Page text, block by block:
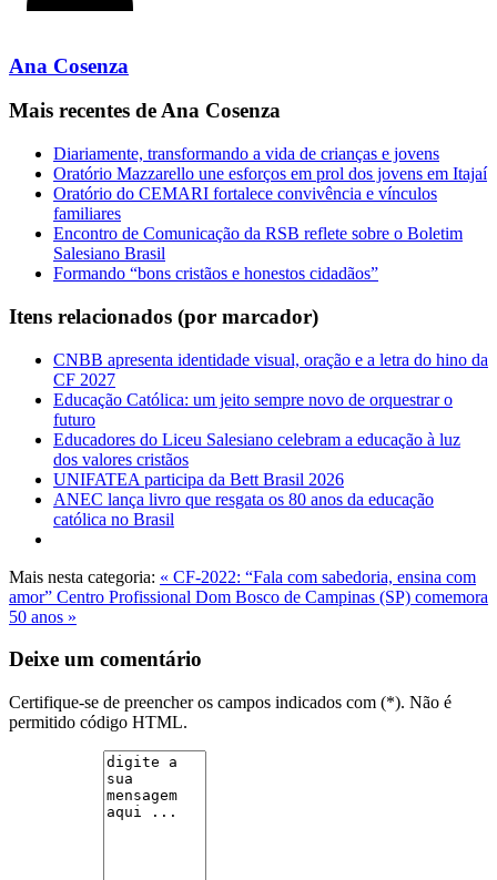
Ana Cosenza
Mais recentes de Ana Cosenza
Diariamente, transformando a vida de crianças e jovens
Oratório Mazzarello une esforços em prol dos jovens em Itajaí
Oratório do CEMARI fortalece convivência e vínculos
familiares
Encontro de Comunicação da RSB reflete sobre o Boletim
Salesiano Brasil
Formando “bons cristãos e honestos cidadãos”
Itens relacionados (por marcador)
CNBB apresenta identidade visual, oração e a letra do hino da
CF 2027
Educação Católica: um jeito sempre novo de orquestrar o
futuro
Educadores do Liceu Salesiano celebram a educação à luz
dos valores cristãos
UNIFATEA participa da Bett Brasil 2026
ANEC lança livro que resgata os 80 anos da educação
católica no Brasil
Mais nesta categoria: « CF-2022: “Fala com sabedoria, ensina com
amor” Centro Profissional Dom Bosco de Campinas (SP) comemora
50 anos »
Deixe um comentário
Certifique-se de preencher os campos indicados com (*). Não é
permitido código HTML.